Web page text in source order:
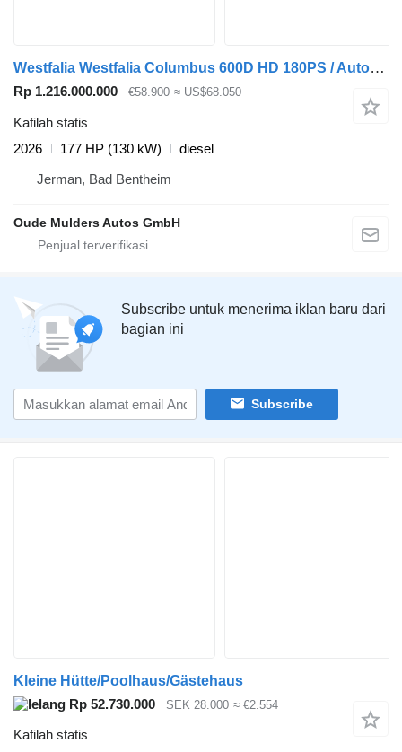
Westfalia Westfalia Columbus 600D HD 180PS / Automatik
Rp 1.216.000.000 €58.900 ≈ US$68.050
Kafilah statis
2026
177 HP (130 kW)
diesel
Jerman, Bad Bentheim
Oude Mulders Autos GmbH
Subscribe untuk menerima iklan baru dari
bagian ini
Subscribe
Kleine Hütte/Poolhaus/Gästehaus
Rp 52.730.000
SEK 28.000 ≈ €2.554
Kafilah statis